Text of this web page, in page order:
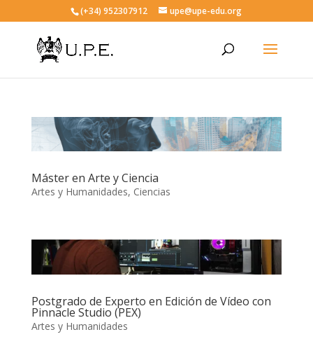
(+34) 952307912 upe@upe-edu.org
Máster en Arte y Ciencia
Artes y Humanidades, Ciencias
Postgrado de Experto en Edición de Vídeo con
Pinnacle Studio (PEX)
Artes y Humanidades